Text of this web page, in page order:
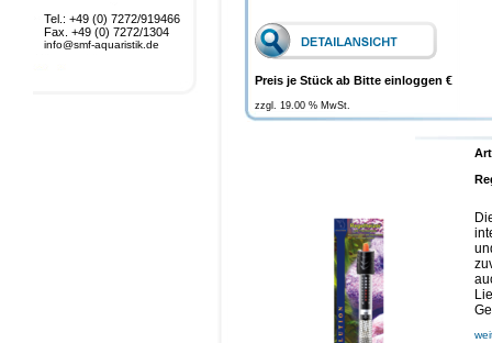
Preis je Stück ab Bitte einloggen €
zzgl. 19.00 % MwSt.
Tel.: +49 (0) 7272/919466
Fax. +49 (0) 7272/1304
info@smf-aquaristik.de